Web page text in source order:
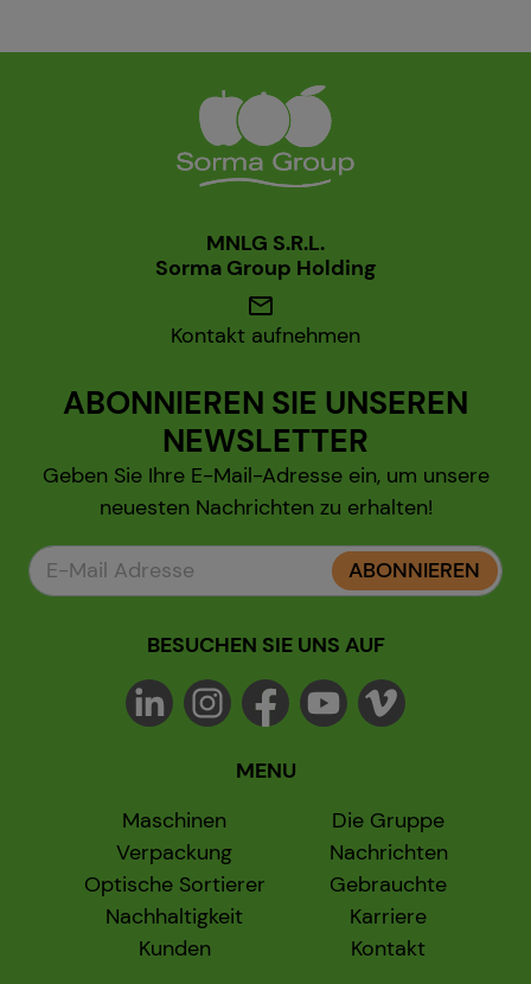
MNLG S.R.L.
Sorma Group Holding
mail
Kontakt aufnehmen
ABONNIEREN SIE UNSEREN
NEWSLETTER
Geben Sie Ihre E-Mail-Adresse ein, um unsere
neuesten Nachrichten zu erhalten!
ABONNIEREN
BESUCHEN SIE UNS AUF
MENU
Maschinen
Verpackung
Optische Sortierer
Nachhaltigkeit
Kunden
Die Gruppe
Nachrichten
Gebrauchte
Karriere
Kontakt